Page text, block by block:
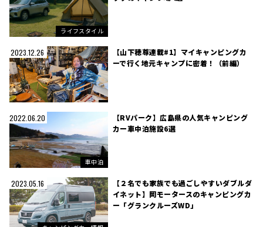
ライフスタイル
2023.12.26
【山下穂尊連載#1】マイキャンピングカ
ーで行く地元キャンプに密着！（前編）
2022.06.20
車中泊
【RVパーク】広島県の人気キャンピング
カー車中泊施設6選
2023.05.16
【２名でも家族でも過ごしやすいダブルダ
イネット】岡モータースのキャンピングカ
ー「グランクルーズWD」